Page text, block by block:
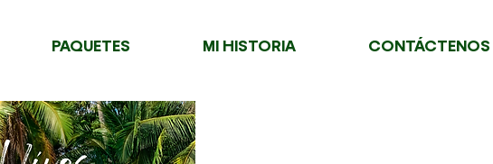
PAQUETES MI HISTORIA CONTÁCTENOS